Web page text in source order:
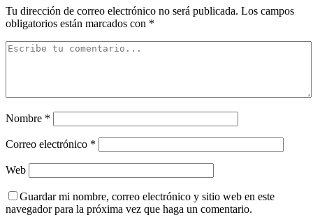
Tu dirección de correo electrónico no será publicada. Los campos
obligatorios están marcados con *
Nombre *
Correo electrónico *
Web
Guardar mi nombre, correo electrónico y sitio web en este
navegador para la próxima vez que haga un comentario.